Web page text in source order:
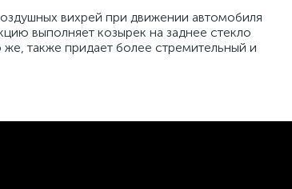
вихрей при движении автомобиля
выполняет козырек на заднее стекло
также придает более стремительный и